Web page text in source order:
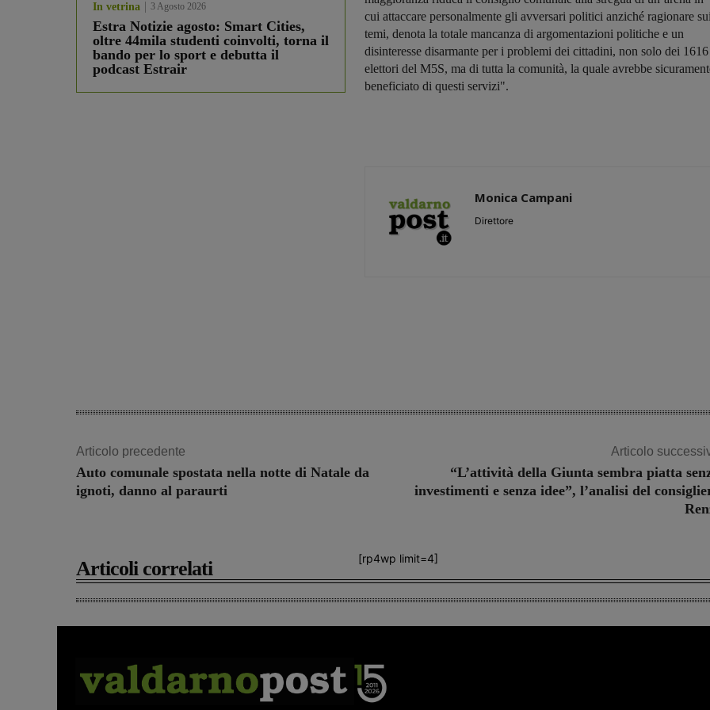
In vetrina 3 Agosto 2026
Estra Notizie agosto: Smart Cities,
oltre 44mila studenti coinvolti, torna il
bando per lo sport e debutta il
podcast Estrair
cui attaccare personalmente gli avversari politici anziché ragionare
temi, denota la totale mancanza di argomentazioni politiche e un
disinteresse disarmante per i problemi dei cittadini, non solo dei 1616
elettori del M5S, ma di tutta la comunità, la quale avrebbe
beneficiato di questi servizi".
Monica Campani
Direttore
Articolo precedente
Auto comunale spostata nella notte di Natale da
ignoti, danno al paraurti
Articolo
“L’attività della Giunta sembra piatta
investimenti e senza idee”, l’analisi del
[rp4wp limit=4]
Articoli correlati